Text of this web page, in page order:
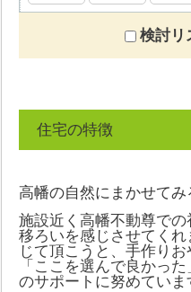
検討リ
住宅の特徴
高幡の自然にまかせてみ
施設近く高幡不動尊で
移ろいを感じさせてく
じて頂こうと、手作りお
「ここを選んで良かっ
のサポートに努めていま